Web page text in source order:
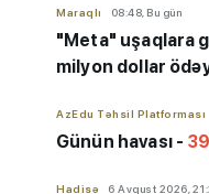
Maraqlı 08:48, Bu gün
"Meta" uşaqlara
milyon dollar
AzEdu Təhsil Platforması
Günün havası -
Hadisə 6 Avqust 2026,